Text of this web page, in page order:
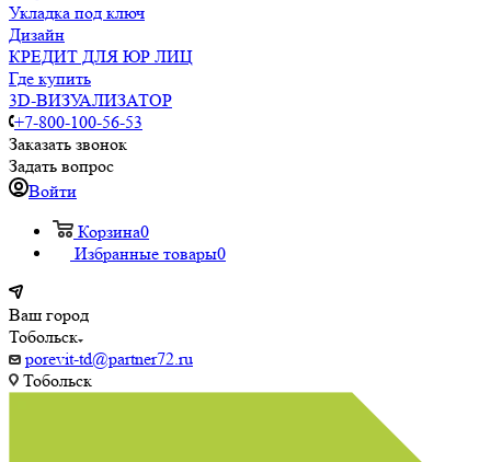
Укладка под ключ
Дизайн
КРЕДИТ ДЛЯ ЮР ЛИЦ
Где купить
3D-ВИЗУАЛИЗАТОР
+7-800-100-56-53
Заказать звонок
Задать вопрос
Войти
Корзина0
Избранные товары0
Ваш город
Тобольск
porevit-td@partner72.ru
Тобольск